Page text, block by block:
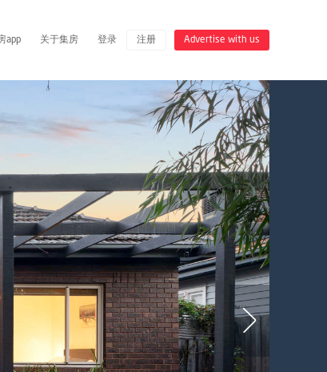
app 关于集房 登录 注册 Advertise with us